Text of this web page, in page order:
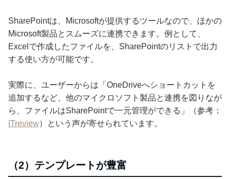
SharePointは、Microsoftが提供するツールなので、ほかの
Microsoft製品とスムーズに連携できます。例として、
Excelで作成したファイルを、SharePointのリストで出力
する使い方が可能です。
実際に、ユーザーからは「OneDriveへショートカットを
追加するなど、他のマイクロソフト製品と連携を図りなが
ら、ファイルはSharePointで一元管理ができる」（参考：
ITreview）という声が寄せられています。
（2）テンプレートが豊富